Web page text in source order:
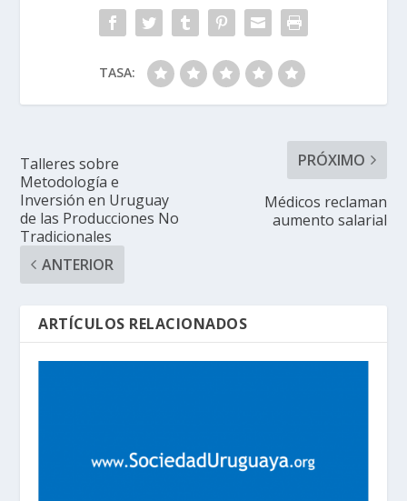
TASA:
Talleres sobre
Metodología e
Inversión en Uruguay
de las Producciones No
Tradicionales
ANTERIOR
PRÓXIMO
Médicos reclaman
aumento salarial
ARTÍCULOS RELACIONADOS